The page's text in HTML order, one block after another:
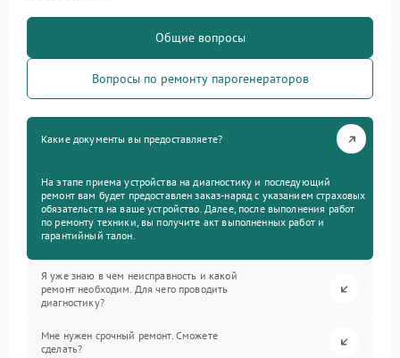
Общие вопросы
Вопросы по ремонту парогенераторов
Какие документы вы предоставляете?
На этапе приема устройства на диагностику и последующий
ремонт вам будет предоставлен заказ-наряд с указанием страховых
обязательств на ваше устройство. Далее, после выполнения работ
по ремонту техники, вы получите акт выполненных работ и
гарантийный талон.
Я уже знаю в чем неисправность и какой
ремонт необходим. Для чего проводить
диагностику?
Мне нужен срочный ремонт. Сможете
сделать?